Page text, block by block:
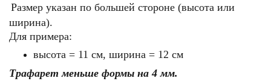
Размер указан по большей стороне (высота или
ширина).
Для примера:
высота = 11 см, ширина = 12 см
Трафарет меньше формы на 4 мм.